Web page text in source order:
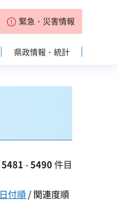
緊急・災害情報
県政情報・統計
5481-5490 件目
日付順 / 関連度順